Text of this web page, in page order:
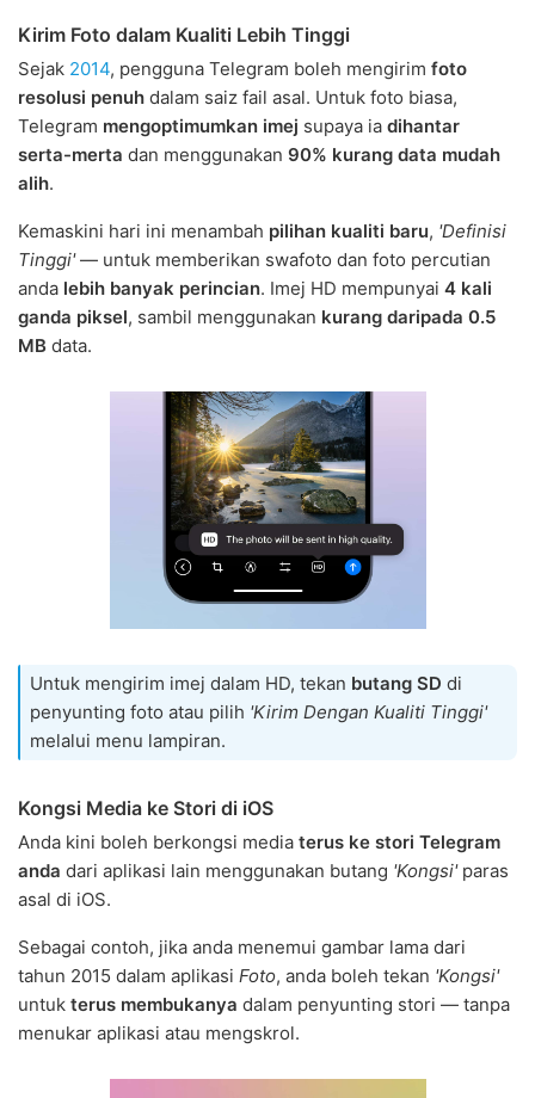
Kirim Foto dalam Kualiti Lebih Tinggi
Sejak 2014, pengguna Telegram boleh mengirim foto
resolusi penuh dalam saiz fail asal. Untuk foto biasa,
Telegram mengoptimumkan imej supaya ia dihantar
serta-merta dan menggunakan 90% kurang data mudah
alih.
Kemaskini hari ini menambah pilihan kualiti baru, 'Definisi
Tinggi'— untuk memberikan swafoto dan foto percutian
anda lebih banyak perincian. Imej HD mempunyai 4 kali
ganda piksel, sambil menggunakan kurang daripada 0.5
MB data.
Untuk mengirim imej dalam HD, tekan butang SD di
penyunting foto atau pilih 'Kirim Dengan Kualiti Tinggi'
melalui menu lampiran.
Kongsi Media ke Stori di iOS
Anda kini boleh berkongsi media terus ke stori Telegram
anda dari aplikasi lain menggunakan butang 'Kongsi'paras
asal di iOS.
Sebagai contoh, jika anda menemui gambar lama dari
tahun 2015 dalam aplikasi Foto, anda boleh tekan 'Kongsi'
untuk terus membukanya dalam penyunting stori — tanpa
menukar aplikasi atau mengskrol.